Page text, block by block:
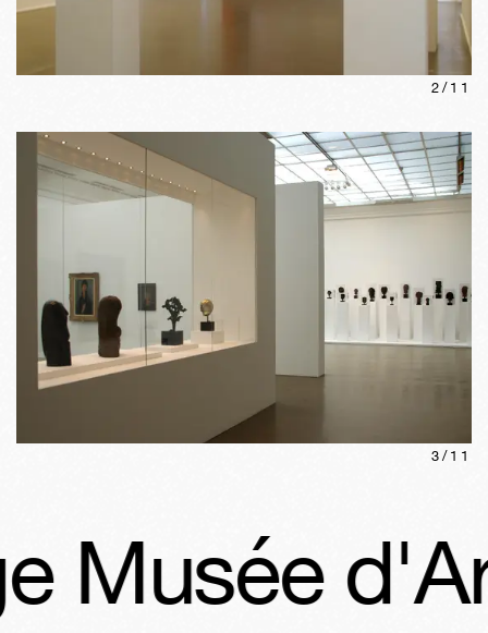
2/ 11
3/ 11
d'Art